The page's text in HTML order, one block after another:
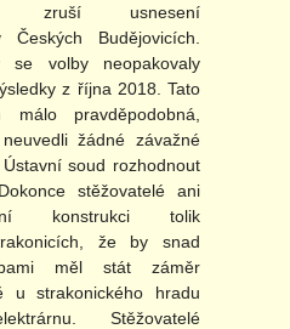
zruší usnesení
Budějovicích.
volby neopakovaly
z října 2018. Tato
pravděpodobná,
žádné závažné
soud rozhodnout
stěžovatelé ani
konstrukci tolik
že by snad
měl stát záměr
u strakonického hradu
Stěžovatelé